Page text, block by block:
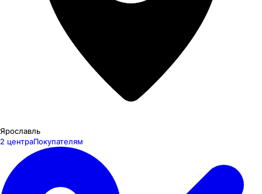
Ярославль
2 центраПокупателям